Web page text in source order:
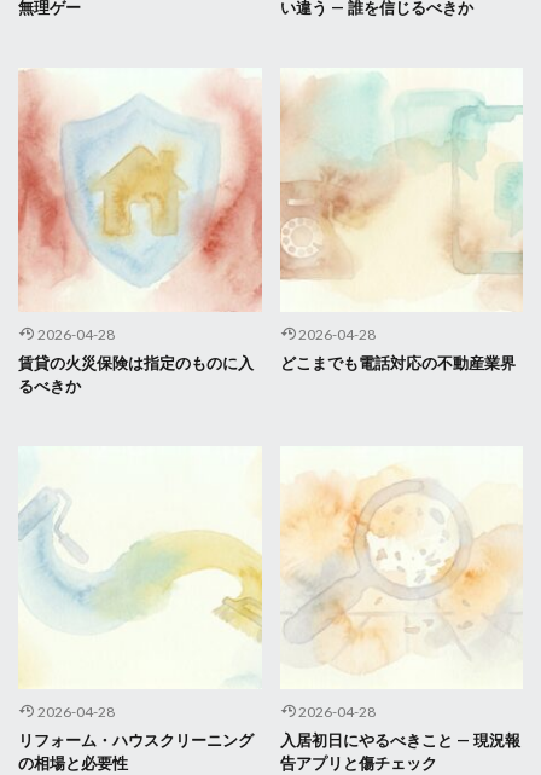
無理ゲー い違う — 誰を信じるべきか
2026-04-28
賃貸の火災保険は指定のものに入
るべきか
2026-04-28
どこまでも電話対応の不動産業界
2026-04-28
リフォーム・ハウスクリーニング
の相場と必要性
2026-04-28
入居初日にやるべきこと — 現況報
告アプリと傷チェック